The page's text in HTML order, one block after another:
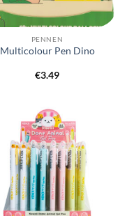
PENNEN
Multicolour Pen Dino
€3.49